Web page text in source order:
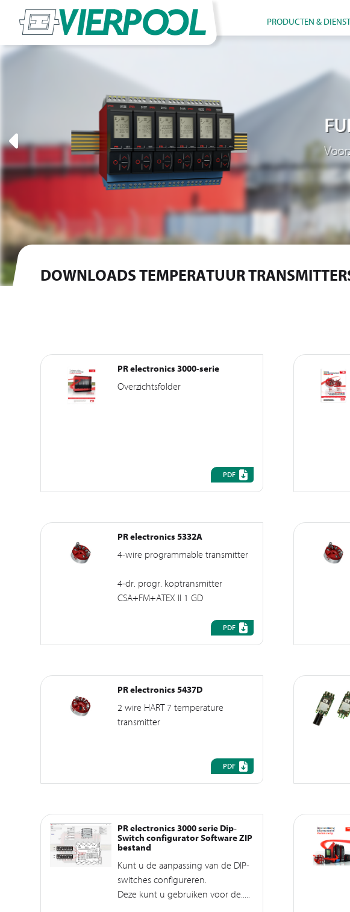
PRODUCTEN &
DOWNLOADS TEMPERATUUR
PR electronics 3000-serie
Overzichtsfolder
PDF
PR electronics 5332A
4-wire programmable transmitter
4-dr. progr. koptransmitter
CSA+FM+ATEX II 1 GD
PDF
PR electronics 5437D
2 wire HART 7 temperature
transmitter
PDF
PR electronics 3000 serie Dip-
Switch configurator Software ZIP
bestand
Kunt u de aanpassing van de DIP-
switches configureren.
Deze kunt u gebruiken voor de.....